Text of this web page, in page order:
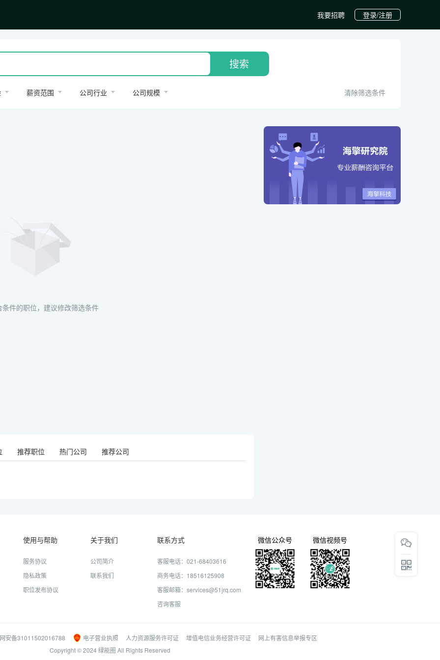
我要招聘 登录/注册
搜索
薪资范围 公司行业 公司规模 清除筛选条件
条件的职位，建议修改筛选条件
推荐职位 热门公司 推荐公司
使用与帮助
服务协议
隐私政策
职位发布协议
关于我们
公司简介
联系我们
联系方式
客服电话：021-68403616
商务电话：18516125908
客服邮箱：services@51jrq.com
咨询客服
微信公众号 微信视频号
安备31011502016788 电子营业执照 人力资源服务许可证 增值电信业务经营许可证
网上有害信息举报专区
Copyright © 2024 绿能圈 All Rights Reserved